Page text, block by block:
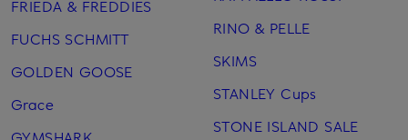
FRIEDA & FREDDIES
FUCHS SCHMITT
GOLDEN GOOSE
Grace
RINO & PELLE
SKIMS
STANLEY Cups
STONE ISLAND SALE